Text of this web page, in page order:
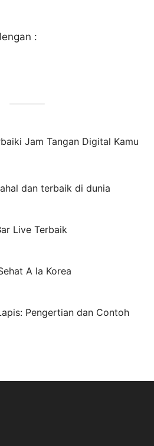
:
Jam Tangan Digital Kamu
dan terbaik di dunia
Live Terbaik
A la Korea
Pengertian dan Contoh